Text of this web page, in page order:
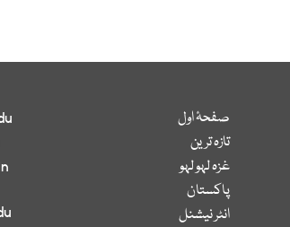
صفحۂ اول
تازہ ترین
غزہ لہو لہو
پاکستان
انٹر نیشنل